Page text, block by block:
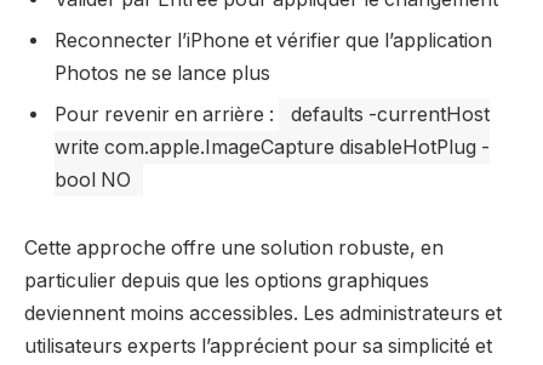
Reconnecter l’iPhone et vérifier que l’application
Photos ne se lance plus
Pour revenir en arrière :
defaults -currentHost
write com.apple.ImageCapture disableHotPlug -
bool NO
Cette approche offre une solution robuste, en
particulier depuis que les options graphiques
deviennent moins accessibles. Les administrateurs et
utilisateurs experts l’apprécient pour sa simplicité et